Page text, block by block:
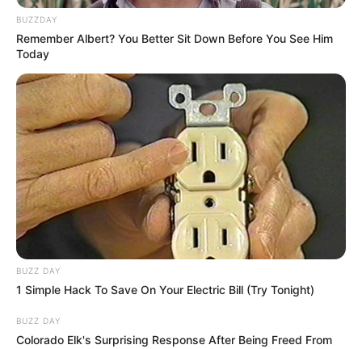
úgy hozta, hogy felnőttként a repülőgépek
fedélzete lett az egyik „második otthona”. A sűrű
program, a feszes menetrend és a folyamatos
utazás viszont olykor még a rutinos utazót is
megtréfálja.
BUZZDAY
Remember Albert? You Better Sit Down Before You See Him
Today
BUZZ DAY
1 Simple Hack To Save On Your Electric Bill (Try Tonight)
BUZZ DAY
Colorado Elk's Surprising Response After Being Freed From